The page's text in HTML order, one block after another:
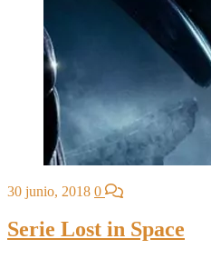
30 junio, 2018 0
Serie Lost in Space